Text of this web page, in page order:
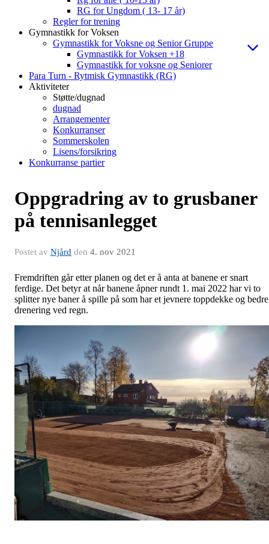
RG for Ungdom ( 13- 17 år)
Regler for trening
Gymnastikk for Voksen
Gymnastikk for Voksne og Senior Gruppe
Gymnastikk for Voksen +18
Gymnastikk for voksne og Seniorer
Para Turn - Rytmisk Gymnastikk (RG)
Aktiviteter
Støtte/dugnad
dugnad
Arrangementer
Konkurranser
Sommerskolen
Lisens/forsikring
Konkurranse partier
Oppgradring av to grusbaner
på tennisanlegget
Postet av Njård den 4. nov 2021
Fremdriften går etter planen og det er å anta at banene er snart
ferdige. Det betyr at når banene åpner rundt 1. mai 2022 har vi to
splitter nye baner å spille på som har et jevnere toppdekke og bedre
drenering ved regn.